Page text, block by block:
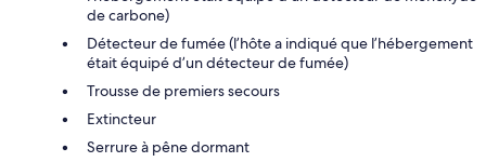
de carbone)
Détecteur de fumée (l’hôte a indiqué que l’hébergement
était équipé d’un détecteur de fumée)
Trousse de premiers secours
Extincteur
Serrure à pêne dormant